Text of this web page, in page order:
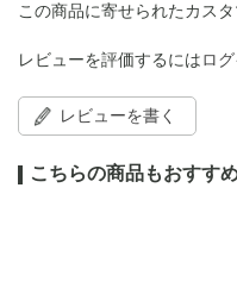
この商品に寄せられたカス
レビューを評価するにはロ
レビューを書く
こちらの商品もおすす